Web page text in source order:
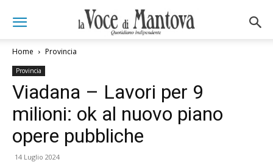
Home Provincia
Provincia
Viadana – Lavori per 9
milioni: ok al nuovo piano
opere pubbliche
14 Luglio 2024